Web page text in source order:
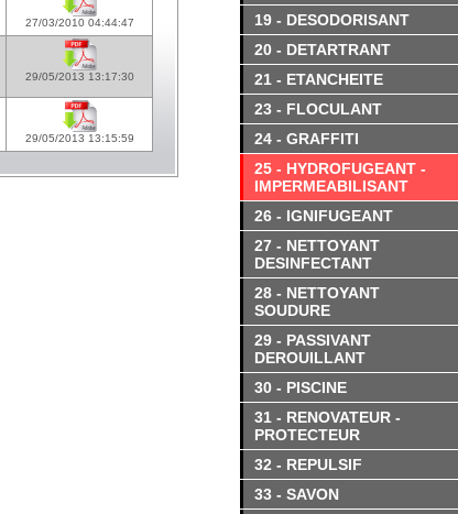
19 - DESODORISANT
20 - DETARTRANT
21 - ETANCHEITE
23 - FLOCULANT
24 - GRAFFITI
25 - HYDROFUGEANT -
IMPERMEABILISANT
26 - IGNIFUGEANT
27 - NETTOYANT
DESINFECTANT
28 - NETTOYANT
SOUDURE
29 - PASSIVANT
DEROUILLANT
30 - PISCINE
31 - RENOVATEUR -
PROTECTEUR
32 - REPULSIF
33 - SAVON
27/03/2010 04:44:47
29/05/2013 13:17:30
29/05/2013 13:15:59